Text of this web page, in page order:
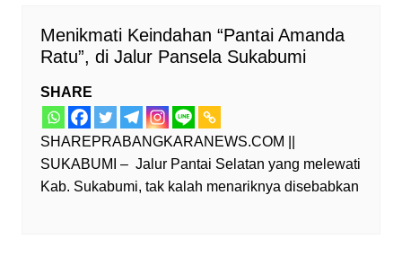
Menikmati Keindahan “Pantai Amanda
Ratu”, di Jalur Pansela Sukabumi
SHARE
SHAREPRABANGKARANEWS.COM ||
SUKABUMI – Jalur Pantai Selatan yang melewati
Kab. Sukabumi, tak kalah menariknya disebabkan